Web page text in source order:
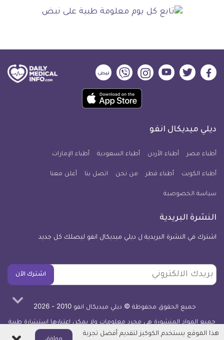
ديلي
فيسبوك
ديلي
تويتر
ديلي
ميديكال
يوتيوب
ديلي
ميديكال
انفو
ديلي
ميديكال
انفو
ديلي
ميديكال
انفو
حمل
تطبيق
معلومة
للآيفون
ديلي ميديكال انفو
أطباء مصر أطباء الأردن أطباء السعودية أطباء الإمارات
أطباء الكويت أطباء قطر من نحن اتصل بنا أعلن معنا
سياسة الخصوصية
النشرة البريدية
اشترك في النشرة البريدية ل ديلي ميديكال انفو ليصلك كل جديد
بريدك
الالكتروني
اشترك الآن
جميع الحقوق محفوظة © ديلي ميديكال انفو 2010 - 2026
جميع المواد المنشورة هي مجرد معلومات ولا يمكن اعتبارها استشارة طبية
أو توصية علاجية - اعرف المزيد
هذا الموقع يستخدم الكوكيز لتقديم أفضل تجربة اغلاق